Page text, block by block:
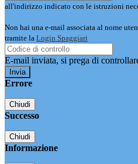
all'indirizzo indicato con le istruzioni
Non hai una e-mail associata al nome
tramite la Login Spaggiari
E-mail inviata, si prega di
Errore
Chiudi
Successo
Chiudi
Informazione